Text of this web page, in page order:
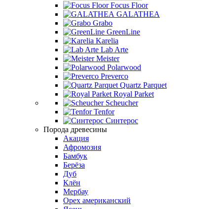
Focus Floor
GALATHEA
Grabo
GreenLine
Karelia
Lab Arte
Meister
Polarwood
Preverco
Quartz Parquet
Royal Parket
Scheucher
Tenfor
Синтерос
Порода древесины
Акация
Афромозия
Бамбук
Берёза
Дуб
Клён
Мербау
Орех американский